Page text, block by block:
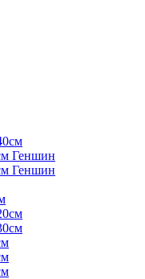
Геншин
Геншин